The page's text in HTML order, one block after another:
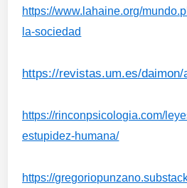
https://www.lahaine.org/
la-sociedad
https://revistas.um.es/
https://rinconpsicologia.com/
estupidez-humana/
https://